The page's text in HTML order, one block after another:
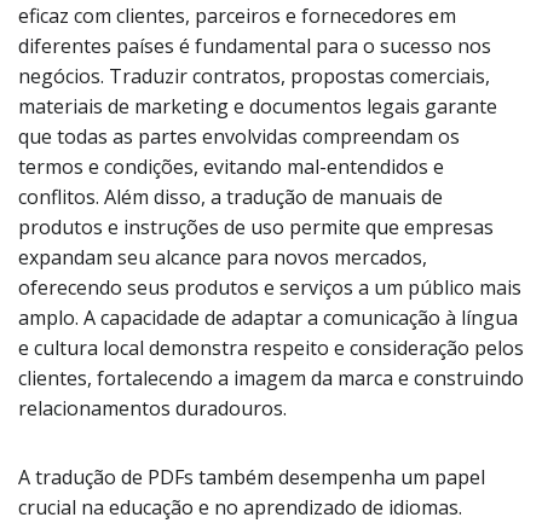
eficaz com clientes, parceiros e fornecedores em
diferentes países é fundamental para o sucesso nos
negócios. Traduzir contratos, propostas comerciais,
materiais de marketing e documentos legais garante
que todas as partes envolvidas compreendam os
termos e condições, evitando mal-entendidos e
conflitos. Além disso, a tradução de manuais de
produtos e instruções de uso permite que empresas
expandam seu alcance para novos mercados,
oferecendo seus produtos e serviços a um público mais
amplo. A capacidade de adaptar a comunicação à língua
e cultura local demonstra respeito e consideração pelos
clientes, fortalecendo a imagem da marca e construindo
relacionamentos duradouros.
A tradução de PDFs também desempenha um papel
crucial na educação e no aprendizado de idiomas.